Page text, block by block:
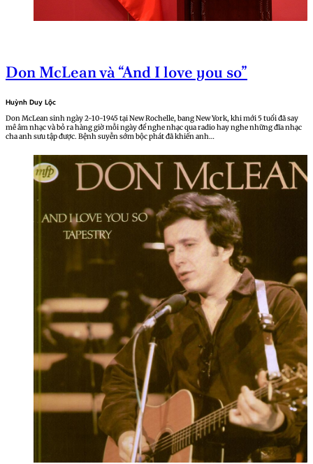
Don McLean và “And I love you so”
Huỳnh Duy Lộc
Don McLean sinh ngày 2-10-1945 tại New Rochelle, bang New York, khi mới 5 tuổi đã say
mê âm nhạc và bỏ ra hàng giờ mỗi ngày để nghe nhạc qua radio hay nghe những đĩa nhạc
cha anh sưu tập được. Bệnh suyễn sớm bộc phát đã khiến anh…